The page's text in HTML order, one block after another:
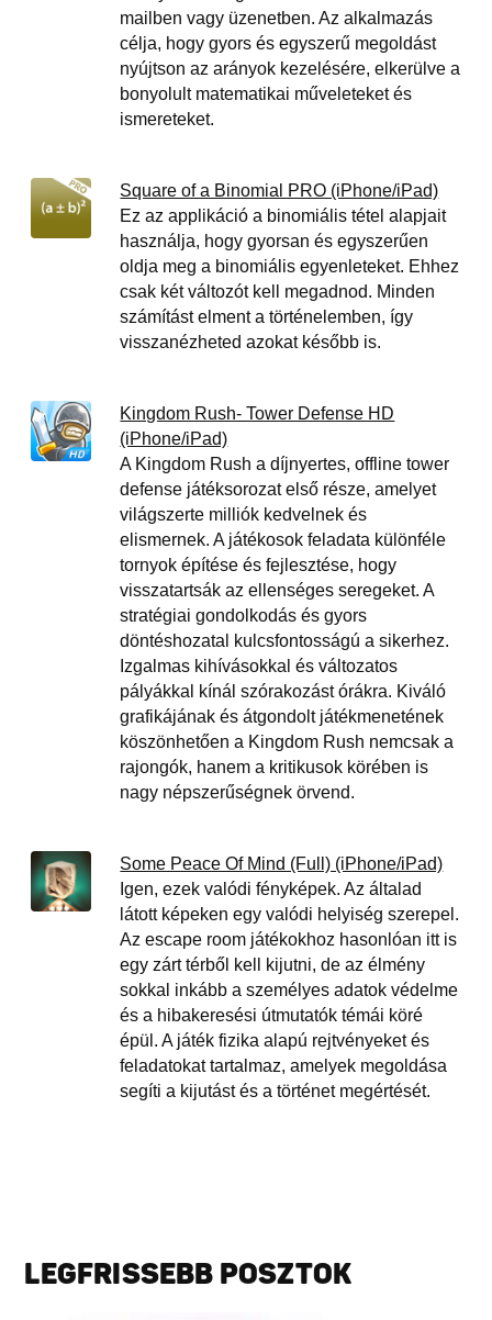
mailben vagy üzenetben. Az alkalmazás
célja, hogy gyors és egyszerű megoldást
nyújtson az arányok kezelésére, elkerülve a
bonyolult matematikai műveleteket és
ismereteket.
Square of a Binomial PRO (iPhone/iPad)
Ez az applikáció a binomiális tétel alapjait
használja, hogy gyorsan és egyszerűen
oldja meg a binomiális egyenleteket. Ehhez
csak két változót kell megadnod. Minden
számítást elment a történelemben, így
visszanézheted azokat később is.
Kingdom Rush- Tower Defense HD
(iPhone/iPad)
A Kingdom Rush a díjnyertes, offline tower
defense játéksorozat első része, amelyet
világszerte milliók kedvelnek és
elismernek. A játékosok feladata különféle
tornyok építése és fejlesztése, hogy
visszatartsák az ellenséges seregeket. A
stratégiai gondolkodás és gyors
döntéshozatal kulcsfontosságú a sikerhez.
Izgalmas kihívásokkal és változatos
pályákkal kínál szórakozást órákra. Kiváló
grafikájának és átgondolt játékmenetének
köszönhetően a Kingdom Rush nemcsak a
rajongók, hanem a kritikusok körében is
nagy népszerűségnek örvend.
Some Peace Of Mind (Full) (iPhone/iPad)
Igen, ezek valódi fényképek. Az általad
látott képeken egy valódi helyiség szerepel.
Az escape room játékokhoz hasonlóan itt is
egy zárt térből kell kijutni, de az élmény
sokkal inkább a személyes adatok védelme
és a hibakeresési útmutatók témái köré
épül. A játék fizika alapú rejtvényeket és
feladatokat tartalmaz, amelyek megoldása
segíti a kijutást és a történet megértését.
LEGFRISSEBB POSZTOK